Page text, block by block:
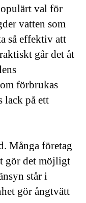
val för
vatten som
så effektiv att
går det åt
förbrukas
lack på ett
Många företag
gör det möjligt
står i
gör ångtvätt